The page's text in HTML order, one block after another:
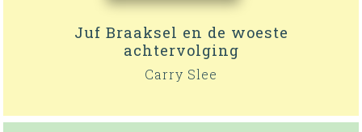
Juf Braaksel en de woeste
achtervolging
Carry Slee